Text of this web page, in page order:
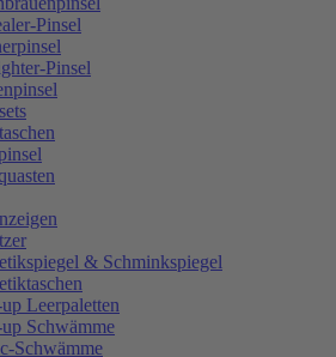
Pinsel
Pinsel
& Schminkspiegel
Leerpaletten
Schwämme
Schwämme